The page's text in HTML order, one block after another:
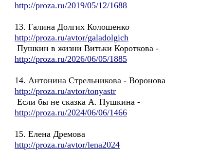
http://proza.ru/2019/05/12/1688
13. Галина Долгих Колошенко
http://proza.ru/avtor/galadolgich
Пушкин в жизни Витьки Короткова -
http://proza.ru/2026/06/05/1885
14. Антонина Стрельникова - Воронова
http://proza.ru/avtor/tonyastr
Если бы не сказка А. Пушкина -
http://proza.ru/2024/06/06/1466
15. Елена Дремова
http://proza.ru/avtor/lena2024